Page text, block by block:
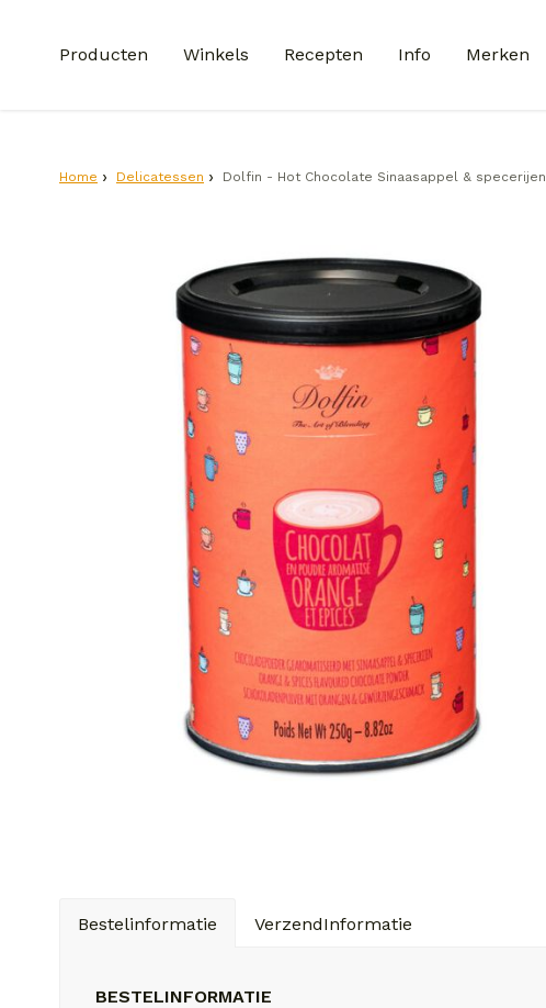
Producten Winkels Recepten Info Merken
Home Delicatessen Dolfin - Hot Chocolate Sinaasappel & specerijen
Bestelinformatie VerzendInformatie
BESTELINFORMATIE